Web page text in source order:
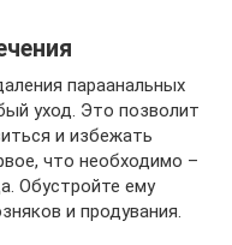
параанальных
уход. Это позволит
и избежать
что необходимо –
Обустройте ему
и продувания.